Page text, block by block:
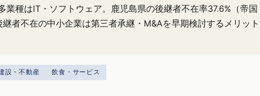
業種はIT・ソフトウェア。鹿児島県の後継者不在率37.6%（帝国
者不在の中小企業は第三者承継・M&Aを早期検討するメリット
設・不動産 飲食・サービス